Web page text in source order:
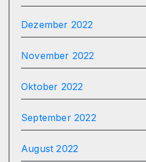
Dezember 2022
November 2022
Oktober 2022
September 2022
August 2022